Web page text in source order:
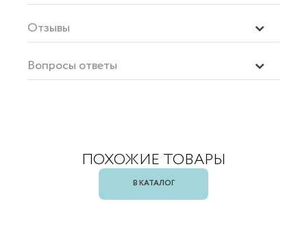
Отзывы
Вопросы ответы
ПОХОЖИЕ ТОВАРЫ
В КАТАЛОГ